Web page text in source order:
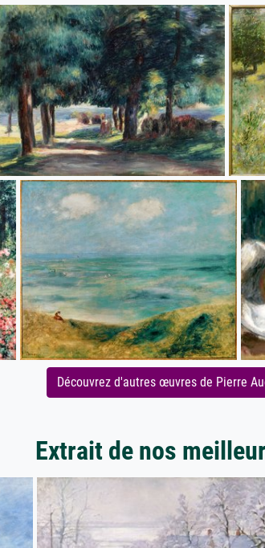
Découvrez d'autres œuvres de Pierre
Extrait de nos